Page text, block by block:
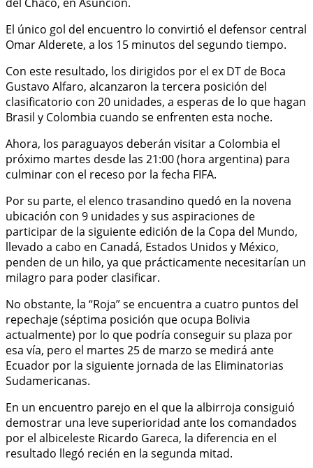
El único gol del encuentro lo convirtió el defensor central
Omar Alderete, a los 15 minutos del segundo tiempo.
Con este resultado, los dirigidos por el ex DT de Boca
Gustavo Alfaro, alcanzaron la tercera posición del
clasificatorio con 20 unidades, a esperas de lo que hagan
Brasil y Colombia cuando se enfrenten esta noche.
Ahora, los paraguayos deberán visitar a Colombia el
próximo martes desde las 21:00 (hora argentina) para
culminar con el receso por la fecha FIFA.
Por su parte, el elenco trasandino quedó en la novena
ubicación con 9 unidades y sus aspiraciones de
participar de la siguiente edición de la Copa del Mundo,
llevado a cabo en Canadá, Estados Unidos y México,
penden de un hilo, ya que prácticamente necesitarían un
milagro para poder clasificar.
No obstante, la “Roja” se encuentra a cuatro puntos del
repechaje (séptima posición que ocupa Bolivia
actualmente) por lo que podría conseguir su plaza por
esa vía, pero el martes 25 de marzo se medirá ante
Ecuador por la siguiente jornada de las Eliminatorias
Sudamericanas.
En un encuentro parejo en el que la albirroja consiguió
demostrar una leve superioridad ante los comandados
por el albiceleste Ricardo Gareca, la diferencia en el
resultado llegó recién en la segunda mitad.